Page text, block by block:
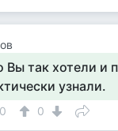
Вы так хотели и
узнали.
0 0